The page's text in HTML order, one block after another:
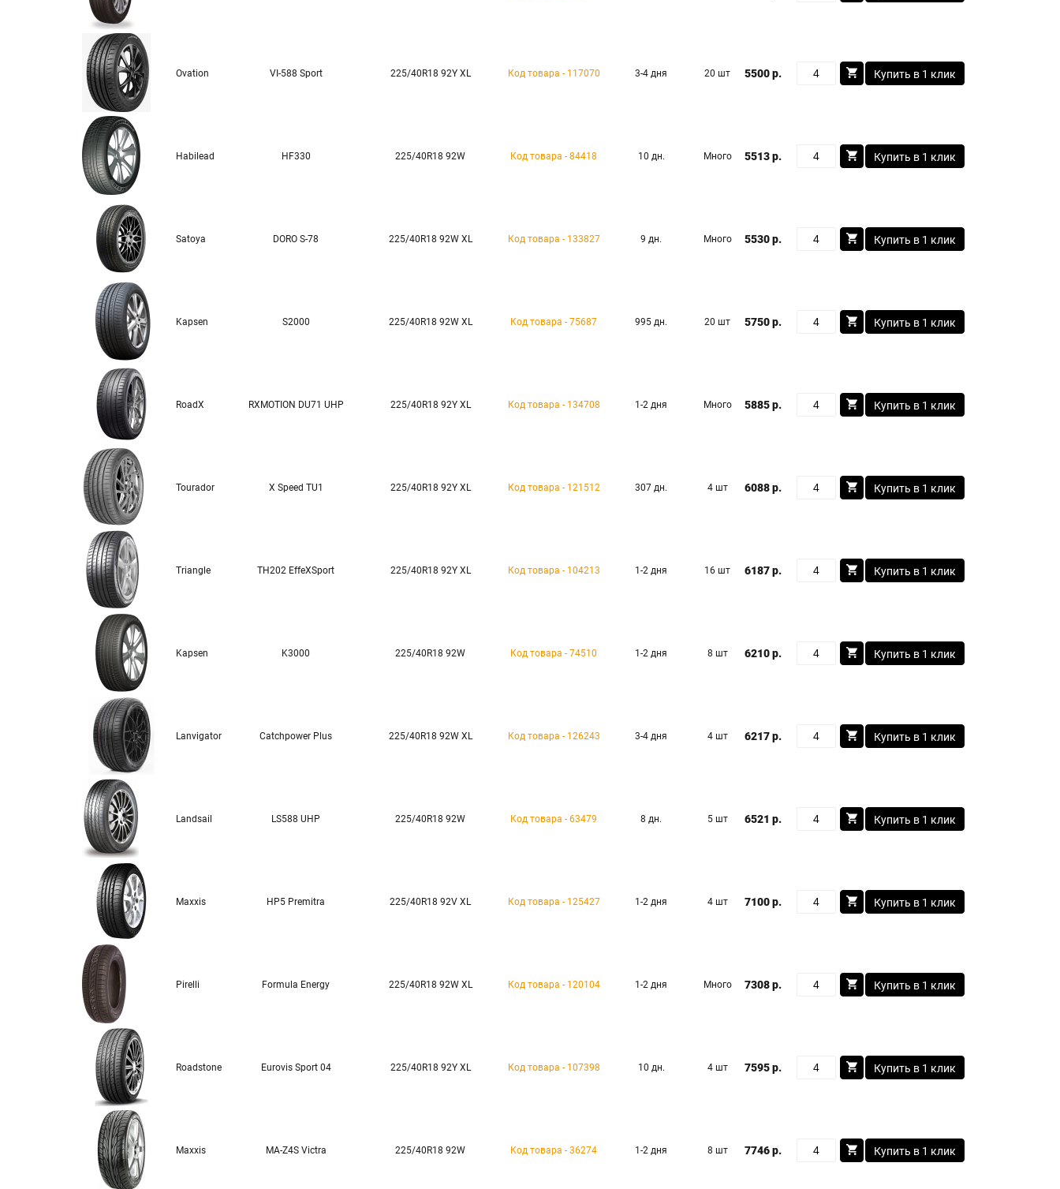
Ovation VI-588 Sport 225/40R18 92Y XL Код товара - 117070 3-4 дня 20 шт 5500 р. Купить в 1 клик
Habilead HF330 225/40R18 92W Код товара - 84418 10 дн. Много 5513 р. Купить в 1 клик
Satoya DORO S-78 225/40R18 92W XL Код товара - 133827 9 дн. Много 5530 р. Купить в 1 клик
Kapsen S2000 225/40R18 92W XL Код товара - 75687 995 дн. 20 шт 5750 р. Купить в 1 клик
RoadX RXMOTION DU71 UHP 225/40R18 92Y XL Код товара - 134708 1-2 дня Много 5885 р. Купить в 1 клик
Tourador X Speed TU1 225/40R18 92Y XL Код товара - 121512 307 дн. 4 шт 6088 р. Купить в 1 клик
Triangle TH202 EffeXSport 225/40R18 92Y XL Код товара - 104213 1-2 дня 16 шт 6187 р. Купить в 1 клик
Kapsen K3000 225/40R18 92W Код товара - 74510 1-2 дня 8 шт 6210 р. Купить в 1 клик
Lanvigator Catchpower Plus 225/40R18 92W XL Код товара - 126243 3-4 дня 4 шт 6217 р. Купить в 1 клик
Landsail LS588 UHP 225/40R18 92W Код товара - 63479 8 дн. 5 шт 6521 р. Купить в 1 клик
Maxxis HP5 Premitra 225/40R18 92V XL Код товара - 125427 1-2 дня 4 шт 7100 р. Купить в 1 клик
Pirelli Formula Energy 225/40R18 92W XL Код товара - 120104 1-2 дня Много 7308 р. Купить в 1 клик
Roadstone Eurovis Sport 04 225/40R18 92Y XL Код товара - 107398 10 дн. 4 шт 7595 р. Купить в 1 клик
Maxxis MA-Z4S Victra 225/40R18 92W Код товара - 36274 1-2 дня 8 шт 7746 р. Купить в 1 клик